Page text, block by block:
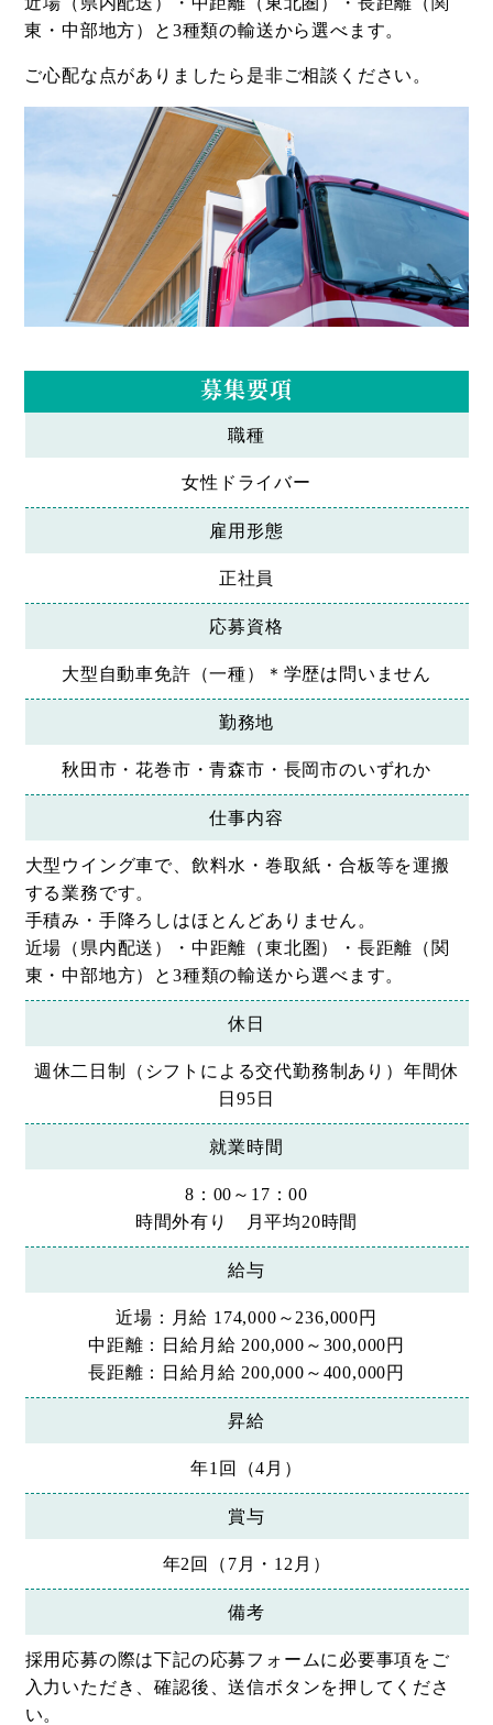
東・中部地方）と3種類の輸送から選べます。
ご心配な点がありましたら是非ご相談ください。
募集要項
職種
女性ドライバー
雇用形態
正社員
応募資格
大型自動車免許（一種）＊学歴は問いません
勤務地
秋田市・花巻市・青森市・長岡市のいずれか
仕事内容
大型ウイング車で、飲料水・巻取紙・合板等を運搬
する業務です。
手積み・手降ろしはほとんどありません。
近場（県内配送）・中距離（東北圏）・長距離（関
東・中部地方）と3種類の輸送から選べます。
休日
週休二日制（シフトによる交代勤務制あり）年間休
日95日
就業時間
8：00～17：00
時間外有り 月平均20時間
給与
近場：月給 174,000～236,000円
中距離：日給月給 200,000～300,000円
長距離：日給月給 200,000～400,000円
昇給
年1回（4月）
賞与
年2回（7月・12月）
備考
採用応募の際は下記の応募フォームに必要事項をご
入力いただき、確認後、送信ボタンを押してくださ
い。